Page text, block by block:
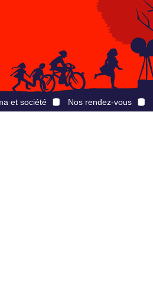
et société Nos rendez-vous